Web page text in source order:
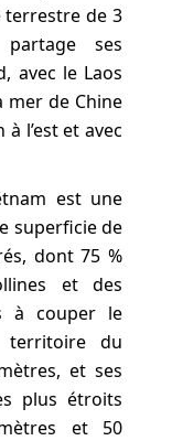
terrestre de 3
ses
avec le Laos
mer de Chine
l’est et avec
est une
superficie de
dont 75 %
et des
à couper le
du
et ses
plus étroits
et 50